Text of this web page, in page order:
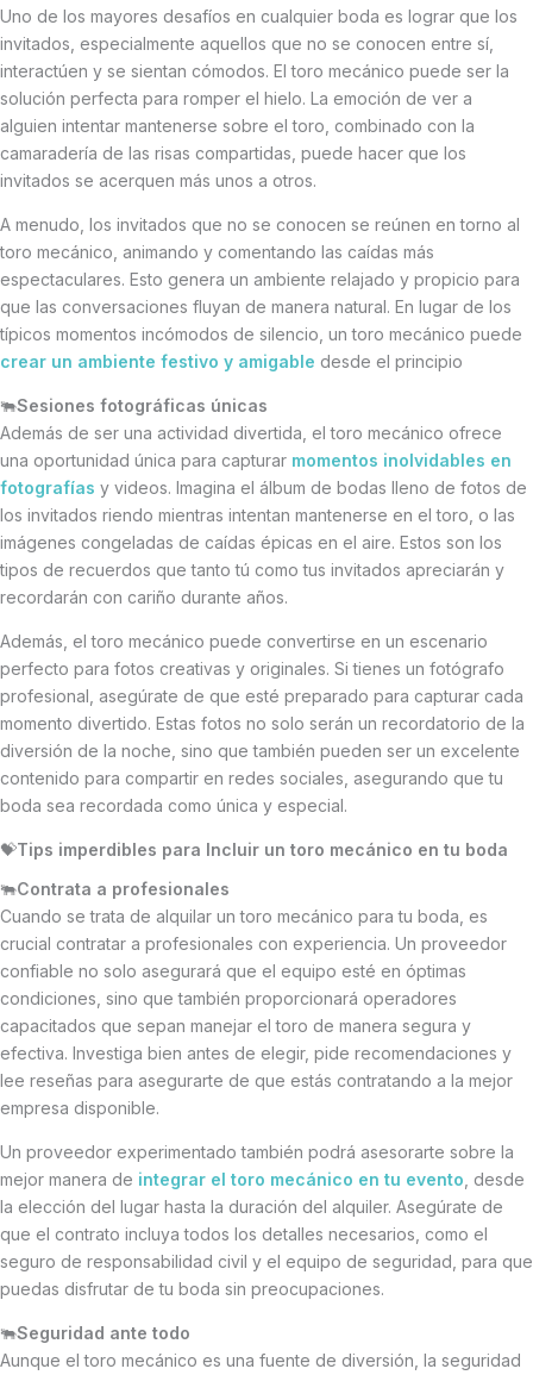
Uno de los mayores desafíos en cualquier boda es lograr que los
invitados, especialmente aquellos que no se conocen entre sí,
interactúen y se sientan cómodos. El toro mecánico puede ser la
solución perfecta para romper el hielo. La emoción de ver a
alguien intentar mantenerse sobre el toro, combinado con la
camaradería de las risas compartidas, puede hacer que los
invitados se acerquen más unos a otros.
A menudo, los invitados que no se conocen se reúnen en torno al
toro mecánico, animando y comentando las caídas más
espectaculares. Esto genera un ambiente relajado y propicio para
que las conversaciones fluyan de manera natural. En lugar de los
típicos momentos incómodos de silencio, un toro mecánico puede
crear un ambiente festivo y amigable desde el principio
🐃Sesiones fotográficas únicas
Además de ser una actividad divertida, el toro mecánico ofrece
una oportunidad única para capturar momentos inolvidables en
fotografías y videos. Imagina el álbum de bodas lleno de fotos de
los invitados riendo mientras intentan mantenerse en el toro, o las
imágenes congeladas de caídas épicas en el aire. Estos son los
tipos de recuerdos que tanto tú como tus invitados apreciarán y
recordarán con cariño durante años.
Además, el toro mecánico puede convertirse en un escenario
perfecto para fotos creativas y originales. Si tienes un fotógrafo
profesional, asegúrate de que esté preparado para capturar cada
momento divertido. Estas fotos no solo serán un recordatorio de la
diversión de la noche, sino que también pueden ser un excelente
contenido para compartir en redes sociales, asegurando que tu
boda sea recordada como única y especial.
💝Tips imperdibles para Incluir un toro mecánico en tu boda
🐃Contrata a profesionales
Cuando se trata de alquilar un toro mecánico para tu boda, es
crucial contratar a profesionales con experiencia. Un proveedor
confiable no solo asegurará que el equipo esté en óptimas
condiciones, sino que también proporcionará operadores
capacitados que sepan manejar el toro de manera segura y
efectiva. Investiga bien antes de elegir, pide recomendaciones y
lee reseñas para asegurarte de que estás contratando a la mejor
empresa disponible.
Un proveedor experimentado también podrá asesorarte sobre la
mejor manera de integrar el toro mecánico en tu evento , desde
la elección del lugar hasta la duración del alquiler. Asegúrate de
que el contrato incluya todos los detalles necesarios, como el
seguro de responsabilidad civil y el equipo de seguridad, para que
puedas disfrutar de tu boda sin preocupaciones.
🐃Seguridad ante todo
Aunque el toro mecánico es una fuente de diversión, la seguridad